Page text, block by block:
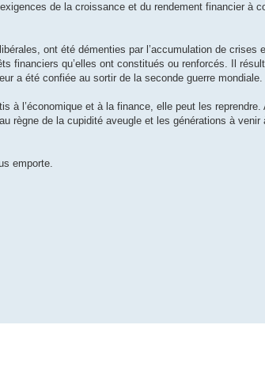
de la croissance et du rendement financier à
ont été démenties par l’accumulation de crises
financiers qu’elles ont constitués ou renforcés. Il
a été confiée au sortir de la seconde guerre mondiale.
à l’économique et à la finance, elle peut les reprendre.
règne de la cupidité aveugle et les générations à venir
emporte.